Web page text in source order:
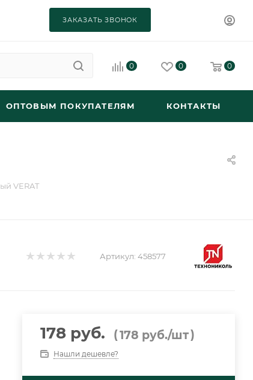
ЗАКАЗАТЬ ЗВОНОК
0 0 0
ОПТОВЫМ ПОКУПАТЕЛЯМ КОНТАКТЫ
VERAT
Артикул: 458577
178 руб. (178 руб./шт)
Нашли дешевле?